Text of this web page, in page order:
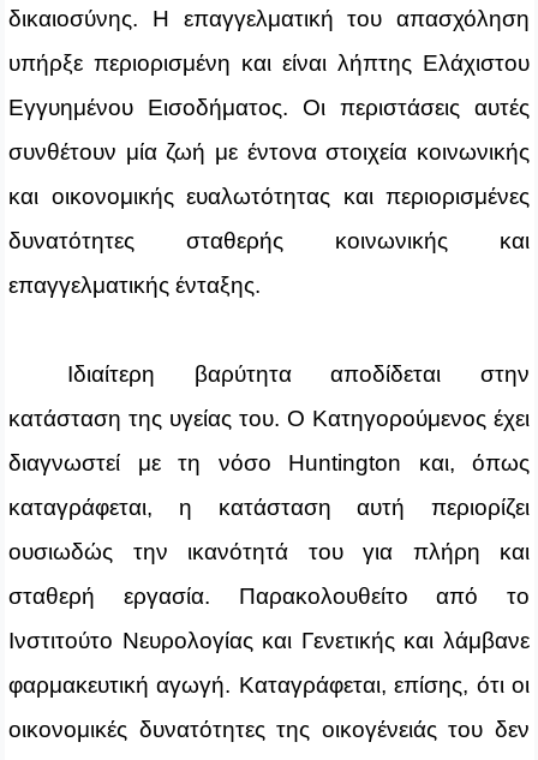
δικαιοσύνης. Η επαγγελματική του απασχόληση
υπήρξε περιορισμένη και είναι λήπτης Ελάχιστου
Εγγυημένου Εισοδήματος. Οι περιστάσεις αυτές
συνθέτουν μία ζωή με έντονα στοιχεία κοινωνικής
και οικονομικής ευαλωτότητας και περιορισμένες
δυνατότητες σταθερής κοινωνικής και
επαγγελματικής ένταξης.
Ιδιαίτερη βαρύτητα αποδίδεται στην
κατάσταση της υγείας του. Ο Κατηγορούμενος έχει
διαγνωστεί με τη νόσο Huntington και, όπως
καταγράφεται, η κατάσταση αυτή περιορίζει
ουσιωδώς την ικανότητά του για πλήρη και
σταθερή εργασία. Παρακολουθείτο από το
Ινστιτούτο Νευρολογίας και Γενετικής και λάμβανε
φαρμακευτική αγωγή. Καταγράφεται, επίσης, ότι οι
οικονομικές δυνατότητες της οικογένειάς του δεν